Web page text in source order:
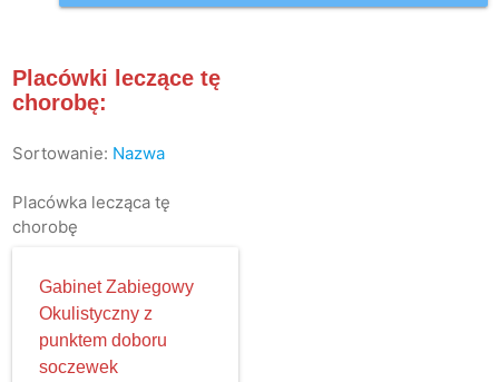
Placówki leczące tę
chorobę:
Sortowanie: Nazwa
Placówka lecząca tę
chorobę
Gabinet Zabiegowy
Okulistyczny z
punktem doboru
soczewek